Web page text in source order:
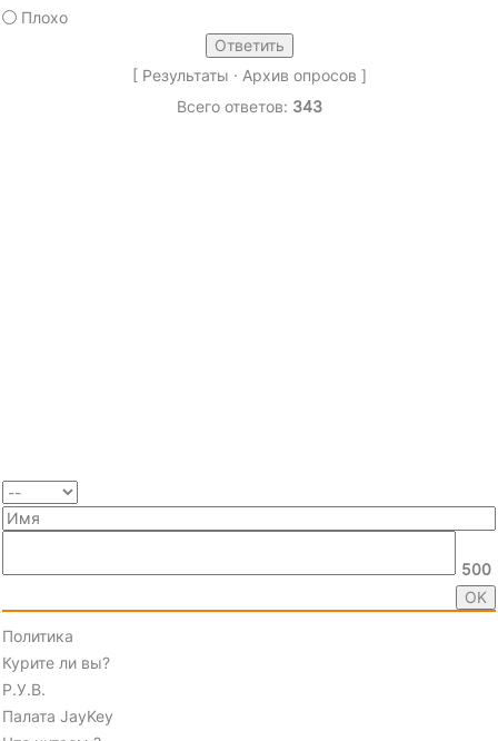
Плохо
[ Результаты · Архив опросов ]
Всего ответов: 343
500
Политика
Курите ли вы?
Р.У.В.
Палата JayKey